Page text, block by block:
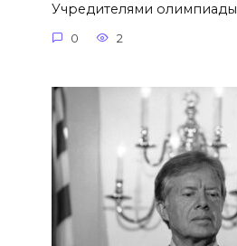
Учредителями олимпиады
0 2